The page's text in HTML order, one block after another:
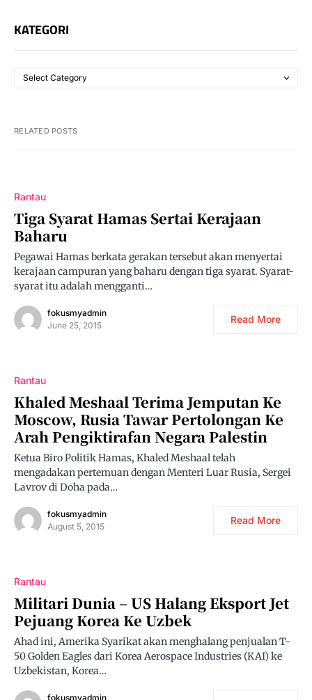
KATEGORI
RELATED POSTS
Rantau
Tiga Syarat Hamas Sertai Kerajaan
Baharu
Pegawai Hamas berkata gerakan tersebut akan menyertai
kerajaan campuran yang baharu dengan tiga syarat. Syarat-
syarat itu adalah mengganti…
fokusmyadmin
June 25, 2015
Read More
Rantau
Khaled Meshaal Terima Jemputan Ke
Moscow, Rusia Tawar Pertolongan Ke
Arah Pengiktirafan Negara Palestin
Ketua Biro Politik Hamas, Khaled Meshaal telah
mengadakan pertemuan dengan Menteri Luar Rusia, Sergei
Lavrov di Doha pada…
fokusmyadmin
August 5, 2015
Read More
Rantau
Militari Dunia – US Halang Eksport Jet
Pejuang Korea Ke Uzbek
Ahad ini, Amerika Syarikat akan menghalang penjualan T-
50 Golden Eagles dari Korea Aerospace Industries (KAI) ke
Uzbekistan, Korea…
fokusmyadmin